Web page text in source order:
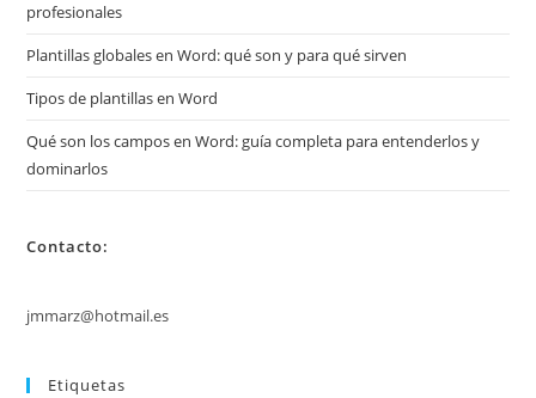
profesionales
Plantillas globales en Word: qué son y para qué sirven
Tipos de plantillas en Word
Qué son los campos en Word: guía completa para entenderlos y
dominarlos
Contacto:
jmmarz@hotmail.es
Etiquetas